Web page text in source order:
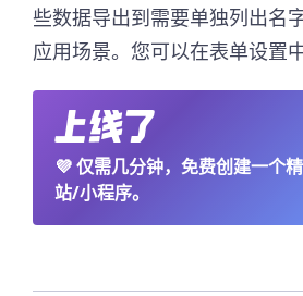
些数据导出到需要单独列出名
应用场景。您可以在表单设置
💜仅需几分钟，免费创建一个
站/小程序。